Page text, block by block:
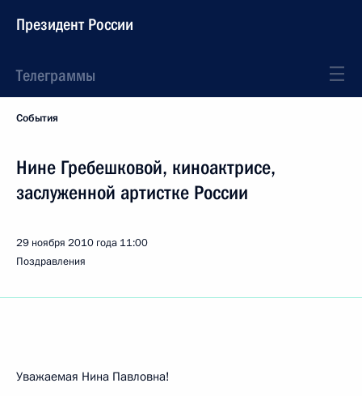
Президент России
Телеграммы
События
Нине Гребешковой, киноактрисе,
заслуженной артистке России
29 ноября 2010 года 11:00
Поздравления
Уважаемая Нина Павловна!